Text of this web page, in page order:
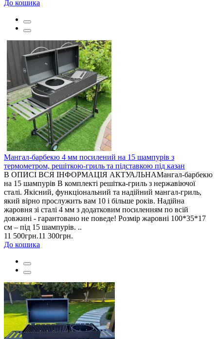
До кошика
Мангал-барбекю 4 мм посилений на 15 шампурів з
термометром, решіткою-гриль та підставкою під казан
В ОПИСІ ВСЯ ІНФОРМАЦІЯ АКТУАЛЬНАМангал-барбекю
на 15 шампурів В комплекті решітка-гриль з нержавіючої
сталі. Якісний, функціональний та надійний мангал-гриль,
який вірно прослужить вам 10 і більше років. Надійна
жаровня зі сталі 4 мм з додатковим посиленням по всій
довжині - гарантовано не поведе! Розмір жаровні 100*35*17
см – під 15 шампурів. ..
11 500грн.11 300грн.
До кошика